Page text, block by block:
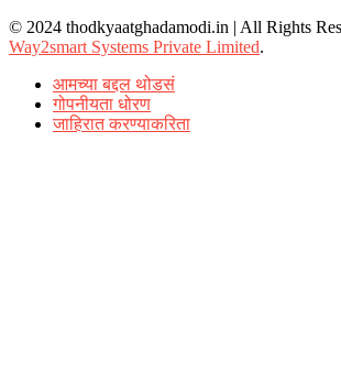
© 2024 thodkyaatghadamodi.in | All Rights
Way2smart Systems Private Limited.
आमच्या बद्दल थोडसं
गोपनीयता धोरण
जाहिरात करण्याकरिता